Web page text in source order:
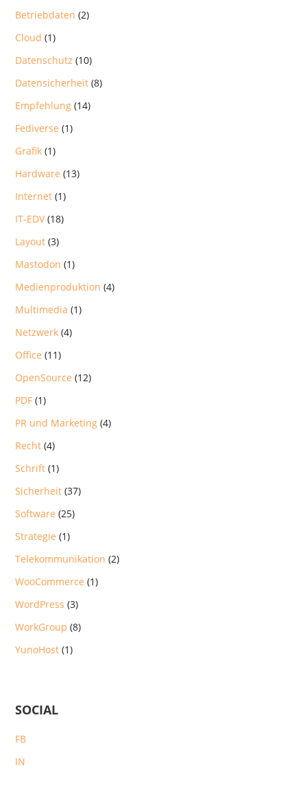
Betriebdaten (2)
Cloud (1)
Datenschutz (10)
Datensicherheit (8)
Empfehlung (14)
Fediverse (1)
Grafik (1)
Hardware (13)
Internet (1)
IT-EDV(18)
Layout (3)
Mastodon (1)
Medienproduktion (4)
Multimedia (1)
Netzwerk (4)
Office (11)
OpenSource (12)
PDF (1)
PR und Marketing (4)
Recht (4)
Schrift (1)
Sicherheit (37)
Software (25)
Strategie (1)
Telekommunikation (2)
WooCommerce (1)
WordPress (3)
WorkGroup (8)
YunoHost (1)
SOCIAL
FB
IN